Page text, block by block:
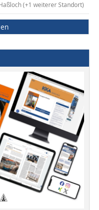
(+1 weiterer Standort)